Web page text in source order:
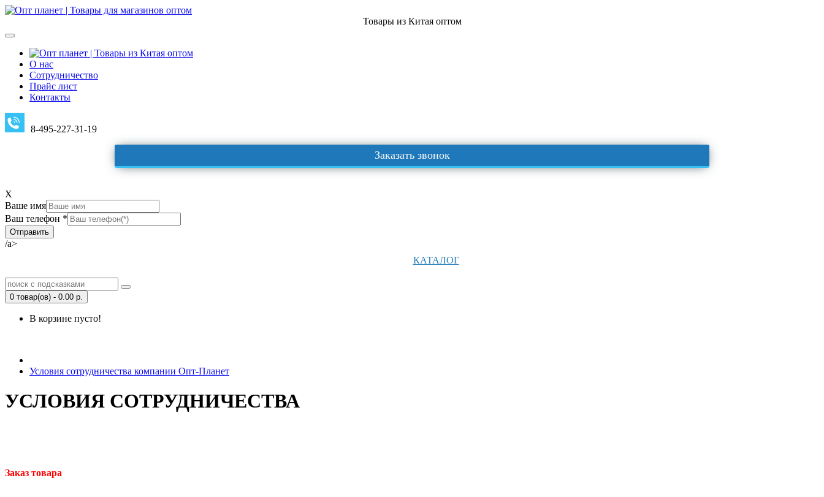
Товары из Китая оптом
О нас
Сотрудничество
Прайс лист
Контакты
8-495-227-31-19
Заказать звонок
X
Ваше имя
Ваш телефон *
/a>
КАТАЛОГ
0 товар(ов) - 0.00 р.
В корзине пусто!
Условия сотрудничества компании Опт-Планет
УСЛОВИЯ СОТРУДНИЧЕСТВА
Заказ товара